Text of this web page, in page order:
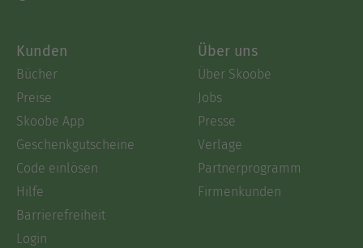
Kunden
Bücher
Preise
Skoobe App
Geschenkgutscheine
Code einlösen
Hilfe
Barrierefreiheit
Login
Über uns
Über Skoobe
Jobs
Presse
Verlage
Partnerprogramm
Firmenkunden